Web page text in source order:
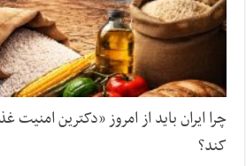
چرا ایران باید از امروز «دکترین امنیت
کند؟